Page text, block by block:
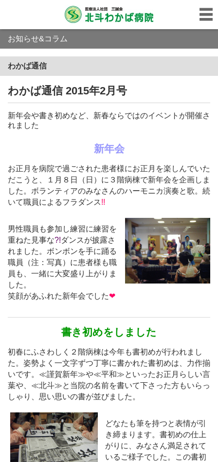
お知らせ&コラム
わかば通信
わかば通信 2015年2月号
新年会や書き初めなど、新春ならではのイベントが開催さ
れました
新年会
お正月を病院で過ごされた患者様にお正月を楽しんでいた
だこうと、１月８日（日）に３階病棟で新年会を企画しま
した。ボランティアのみなさんのハーモニカ演奏と歌。続
いて職員によるフラダンス!!
男性職員も参加し練習に練習を
重ねた見事な?!ダンスが披露さ
れました。ボンボンを手に踊る
職員（注：写真）に患者様も職
員も、一緒に大変盛り上がりま
した。
笑顔があふれた新年会でした❤
書き初めをしました
初春にふさわしく２階病棟は今年も書初めが行われまし
た。姿勢よく一文字ずつ丁寧に書かれた書初めは、力作揃
いです。≪謹賀新年≫や≪平和≫といったお正月らしい言
葉や、≪北斗≫と当院の名前を書いて下さった方もいらっ
しゃり、思い思いの書が並びました。
どなたも筆を持つと表情が引
き締まります。書初めの仕上
がりに、みなさん満足されて
いるご様子でした。この書初